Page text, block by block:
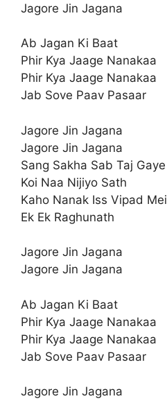
Jagore Jin Jagana
Ab Jagan Ki Baat
Phir Kya Jaage Nanakaa
Phir Kya Jaage Nanakaa
Jab Sove Paav Pasaar
Jagore Jin Jagana
Jagore Jin Jagana
Sang Sakha Sab Taj Gaye
Koi Naa Nijiyo Sath
Kaho Nanak Iss Vipad
Ek Ek Raghunath
Jagore Jin Jagana
Jagore Jin Jagana
Ab Jagan Ki Baat
Phir Kya Jaage Nanakaa
Phir Kya Jaage Nanakaa
Jab Sove Paav Pasaar
Jagore Jin Jagana